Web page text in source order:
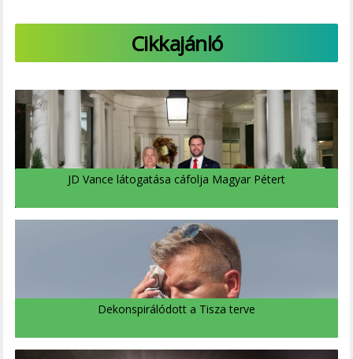
Cikkajánló
JD Vance látogatása cáfolja Magyar Pétert
Dekonspirálódott a Tisza terve